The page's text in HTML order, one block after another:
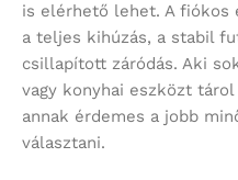
is elérhető lehet. A fiókos
a teljes kihúzás, a stabil
csillapított záródás. Aki
vagy konyhai eszközt
annak érdemes a jobb
választani.